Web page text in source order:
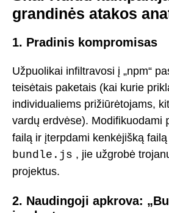
grandinės atakos
1. Pradinis kompromisas
Užpuolikai infiltravosi į „npm“
teisėtais paketais (kai kurie
individualiems prižiūrėtojams,
vardų erdvėse). Modifikuodami
failą ir įterpdami kenkėjišką
bundle.js , jie užgrobė
projektus.
2. Naudingoji apkrova: